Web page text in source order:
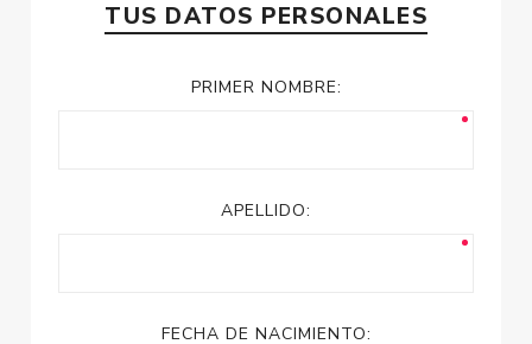
TUS DATOS PERSONALES
PRIMER NOMBRE:
APELLIDO:
FECHA DE NACIMIENTO: